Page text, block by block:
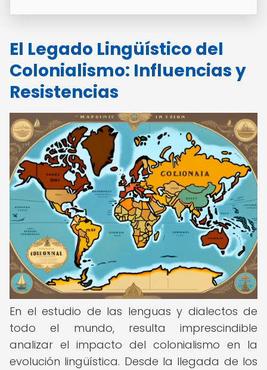
El Legado Lingüístico del
Colonialismo: Influencias y
Resistencias
En el estudio de las lenguas y dialectos de
todo el mundo, resulta imprescindible
analizar el impacto del colonialismo en la
evolución lingüística. Desde la llegada de los